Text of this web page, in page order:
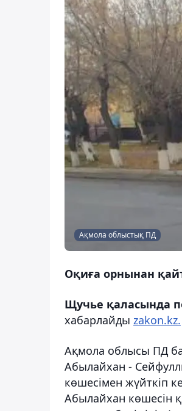
Ақмола облыстық ПД
Оқиға орнынан
Щучье қаласында
хабарлайды zakon.kz.
Ақмола облысы ПД
Абылайхан -
көшесімен жүйткіп
Абылайхан көшесін